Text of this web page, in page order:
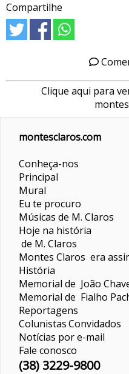
Compartilhe
Clique aqui para
montesclaros.com
Conheça-nos
Principal
Mural
Eu te procuro
Músicas de M. Claros
Hoje na história
de M. Claros
Montes Claros era
História
Memorial de João
Memorial de Fialho
Reportagens
ColunistasConvidados
Notícias por e-mail
Fale conosco
(38) 3229-9800